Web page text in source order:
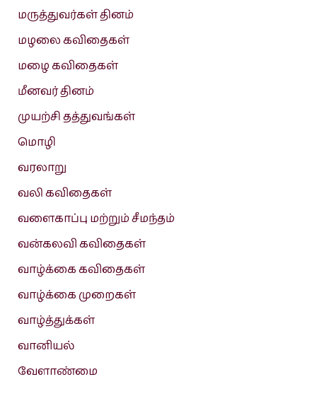
மருத்துவர்கள் தினம்
மழலை கவிதைகள்
மழை கவிதைகள்
மீனவர் தினம்
முயற்சி தத்துவங்கள்
மொழி
வரலாறு
வலி கவிதைகள்
வளைகாப்பு மற்றும் சீமந்தம்
வன்கலவி கவிதைகள்
வாழ்க்கை கவிதைகள்
வாழ்க்கை முறைகள்
வாழ்த்துக்கள்
வானியல்
வேளாண்மை